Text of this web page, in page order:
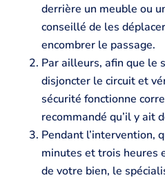
derrière un meuble ou
conseillé de les
encombrer le passage.
Par ailleurs, afin que le
disjoncter le circuit et
sécurité fonctionne
recommandé qu’il y ait
Pendant l’intervention,
minutes et trois heures
de votre bien, le